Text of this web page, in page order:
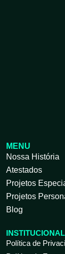
MENU
Nossa História
Atestados
Projetos
Projetos
Blog
INSTITUCIONAL
Política de